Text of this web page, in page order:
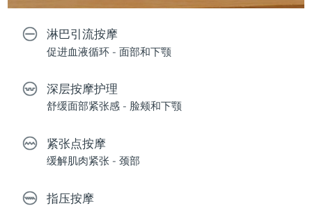
淋巴引流按摩
促进血液循环 - 面部和下颚
深层按摩护理
舒缓面部紧张感 - 脸颊和下颚
紧张点按摩
缓解肌肉紧张 - 颈部
指压按摩